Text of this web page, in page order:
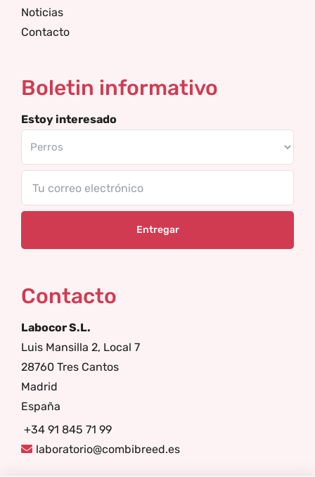
Noticias
Contacto
Boletin informativo
Estoy interesado
electrónico
Contacto
Labocor S.L.
Luis Mansilla 2, Local 7
28760 Tres Cantos
Madrid
España
+34 91 845 71 99
laboratorio@combibreed.es